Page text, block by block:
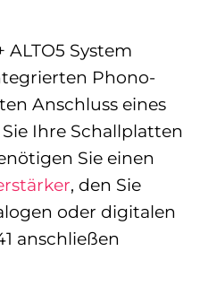
ALTO5 System
Phono-
Anschluss eines
Ihre Schallplatten
Sie einen
, den Sie
oder digitalen
anschließen